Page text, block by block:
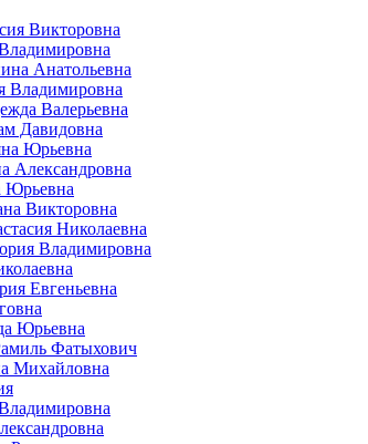
Викторовна
Анатольевна
Владимировна
Валерьевна
Давидовна
Юрьевна
Александровна
Юрьевна
Викторовна
Николаевна
Владимировна
Евгеньевна
Юрьевна
Фатыхович
Михайловна